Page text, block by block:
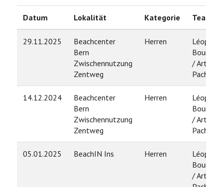
Datum Lokalität Kategorie Team
29.11.2025
Beachcenter
Bern
Zwischennutzung
Zentweg
Herren
Léopold
Bourdon
/ Arthur
Pache
14.12.2024
Beachcenter
Bern
Zwischennutzung
Zentweg
Herren
Léopold
Bourdon
/ Arthur
Pache
05.01.2025 BeachIN Ins Herren
Léopold
Bourdon
/ Arthur